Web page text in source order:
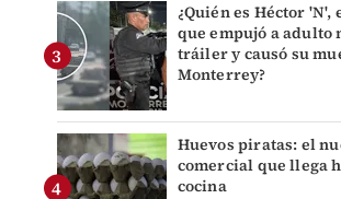
¿Quién es Héctor 'N',
que empujó a adulto
tráiler y causó su
Monterrey?
Huevos piratas: el
comercial que llega
cocina